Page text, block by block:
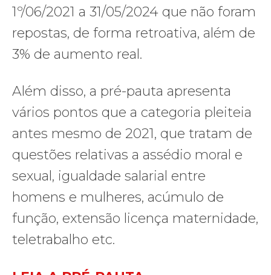
1º/06/2021 a 31/05/2024 que não foram
repostas, de forma retroativa, além de
3% de aumento real.
Além disso, a pré-pauta apresenta
vários pontos que a categoria pleiteia
antes mesmo de 2021, que tratam de
questões relativas a assédio moral e
sexual, igualdade salarial entre
homens e mulheres, acúmulo de
função, extensão licença maternidade,
teletrabalho etc.